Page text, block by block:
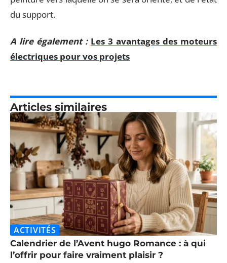
du support.
A lire également : Les 3 avantages des moteurs
électriques pour vos projets
Articles similaires
ACTIVITÉS
Calendrier de l’Avent hugo Romance : à qui
l’offrir pour faire vraiment plaisir ?